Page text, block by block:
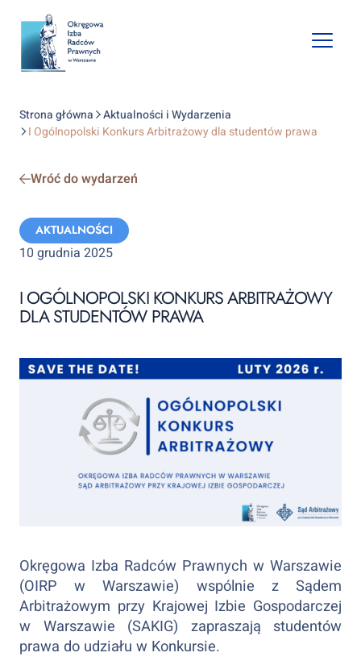
Open
Strona główna
Aktualności i Wydarzenia
I Ogólnopolski Konkurs Arbitrażowy dla studentów prawa
Wróć do wydarzeń
Categories:
AKTUALNOŚCI
10 grudnia 2025
I OGÓLNOPOLSKI KONKURS ARBITRAŻOWY
DLA STUDENTÓW PRAWA
Okręgowa Izba Radców Prawnych w Warszawie
(OIRP w Warszawie) wspólnie z Sądem
Arbitrażowym przy Krajowej Izbie Gospodarczej
w Warszawie (SAKIG) zapraszają studentów
prawa do udziału w Konkursie.